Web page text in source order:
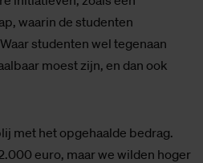
waarin de studenten
studenten wel tegenaan
moest zijn, en dan ook
met het opgehaalde bedrag.
euro, maar we wilden hoger